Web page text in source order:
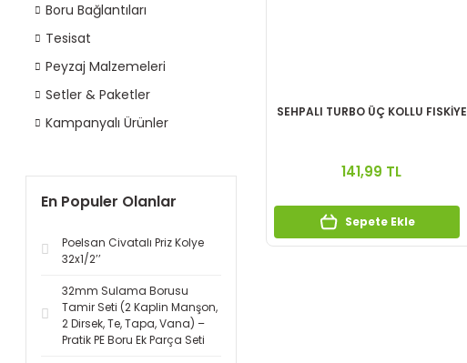
Boru Bağlantıları
Tesisat
Peyzaj Malzemeleri
Setler & Paketler
Kampanyalı Ürünler
En Populer Olanlar
Poelsan Civatalı Priz Kolye
32x1/2’’
32mm Sulama Borusu
Tamir Seti (2 Kaplin Manşon,
2 Dirsek, Te, Tapa, Vana) –
Pratik PE Boru Ek Parça Seti
SEHPALI TURBO ÜÇ KOLLU FISKİYE
141,99 TL
Sepete Ekle